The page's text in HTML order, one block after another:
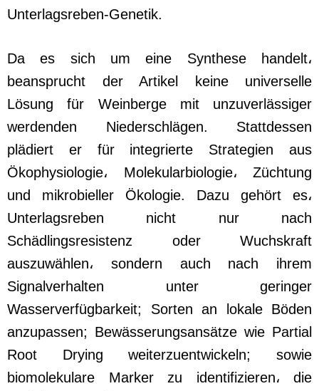
Unterlagsreben-Genetik.
Da es sich um eine Synthese handelt،
beansprucht der Artikel keine universelle
Lösung für Weinberge mit unzuverlässiger
werdenden Niederschlägen. Stattdessen
plädiert er für integrierte Strategien aus
Ökophysiologie، Molekularbiologie، Züchtung
und mikrobieller Ökologie. Dazu gehört es،
Unterlagsreben nicht nur nach
Schädlingsresistenz oder Wuchskraft
auszuwählen، sondern auch nach ihrem
Signalverhalten unter geringer
Wasserverfügbarkeit; Sorten an lokale Böden
anzupassen; Bewässerungsansätze wie Partial
Root Drying weiterzuentwickeln; sowie
biomolekulare Marker zu identifizieren، die